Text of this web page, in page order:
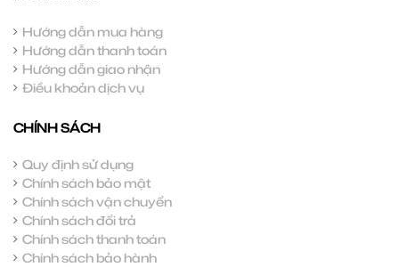
Hướng dẫn mua hàng
Hướng dẫn thanh toán
Hướng dẫn giao nhận
Điều khoản dịch vụ
CHÍNH SÁCH
Quy định sử dụng
Chính sách bảo mật
Chính sách vận chuyển
Chính sách đổi trả
Chính sách thanh toán
Chính sách bảo hành